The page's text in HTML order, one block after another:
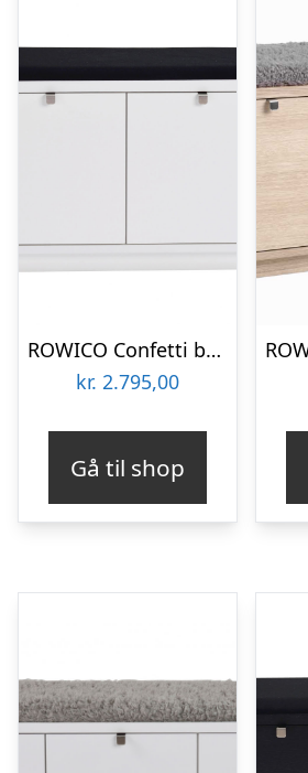
ROWICO Confetti bænk – hvidlakeret træ/sort stofhynde, m. 2 skuffer
kr. 2.795,00
Gå til shop